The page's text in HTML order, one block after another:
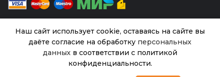
© 2026Интернет магазин Успех. ИП Хрипунов Сергей
Александрович
ИНН 420800180243 / ОГРНИП 304420530300327
Все права защищены.Персональные данные.
Наш сайт использует cookie, оставаясь на сайте вы
даёте согласие на обработку персональных
данных в соответствии с политикой
конфиденциальности.
Пр.Рукола Рокет
(Гавриш) Металлиз.0,5г27.00₽
Нет в